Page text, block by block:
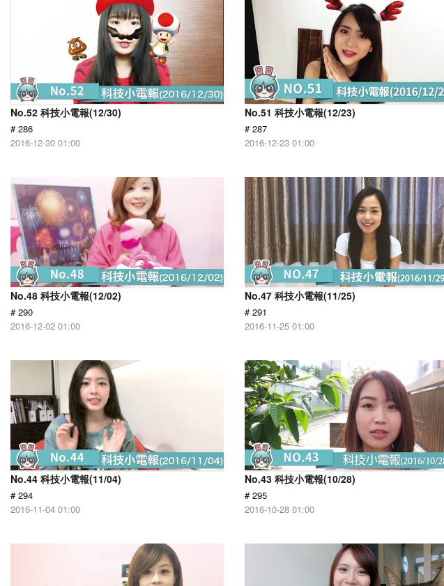
No.52 科技小電報(12/30)
# 286
2016-12-30 01:00
No.51 科技小電報(12/23)
# 287
2016-12-23 01:00
No.48 科技小電報(12/02)
# 290
2016-12-02 01:00
No.47 科技小電報(11/25)
# 291
2016-11-25 01:00
No.44 科技小電報(11/04)
# 294
2016-11-04 01:00
No.43 科技小電報(10/28)
# 295
2016-10-28 01:00